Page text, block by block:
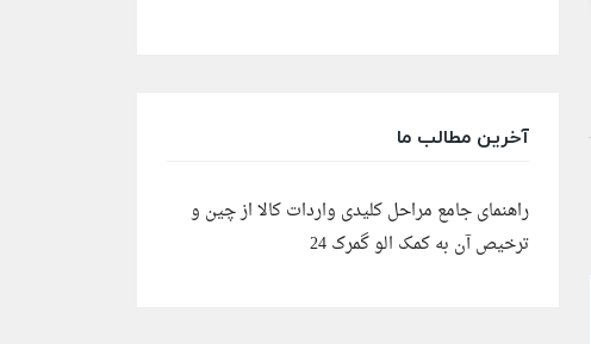
آخرین مطالب ما
راهنمای جامع مراحل کلیدی واردات کالا از چین و
ترخیص آن به کمک الو گمرک 24